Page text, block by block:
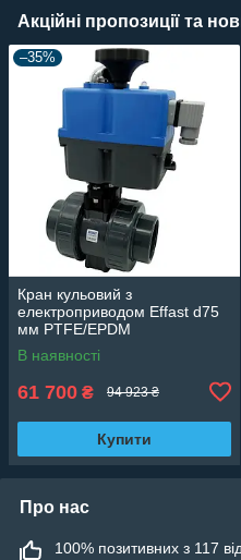
Акційні пропозиції та
–35%
Кран кульовий з
електроприводом Effast d75
мм PTFE/EPDM
BDREBK1YA0750
В наявності
61 700 ₴ 94 923 ₴
Купити
Про нас
100% позитивних з 117